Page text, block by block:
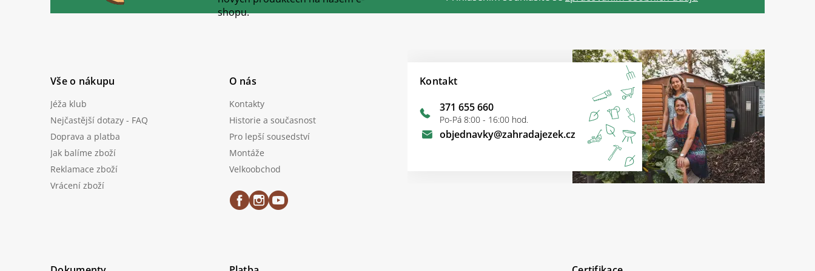
shopu.
Vše o nákupu
Jéža klub
Nejčastější dotazy - FAQ
Doprava a platba
Jak balíme zboží
Reklamace zboží
Vrácení zboží
O nás
Kontakty
Historie a současnost
Pro lepší sousedství
Montáže
Velkoobchod
Kontakt
objednavky@zahradajezek.cz
371 655 660
Po-Pá 8:00 - 16:00 hod.